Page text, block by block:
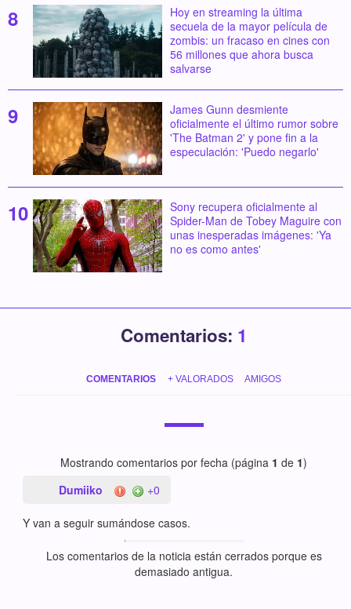
Hoy en streaming la última
secuela de la mayor película de
zombis: un fracaso en cines con
56 millones que ahora busca
salvarse
James Gunn desmiente
oficialmente el último rumor sobre
'The Batman 2' y pone fin a la
especulación: 'Puedo negarlo'
Sony recupera oficialmente al
Spider-Man de Tobey Maguire con
unas inesperadas imágenes: 'Ya
no es como antes'
Comentarios: 1
COMENTARIOS + VALORADOS AMIGOS
Mostrando comentarios por fecha (página 1 de 1)
Dumiiko
+0
Y van a seguir sumándose casos.
Los comentarios de la noticia están cerrados porque es
demasiado antigua.